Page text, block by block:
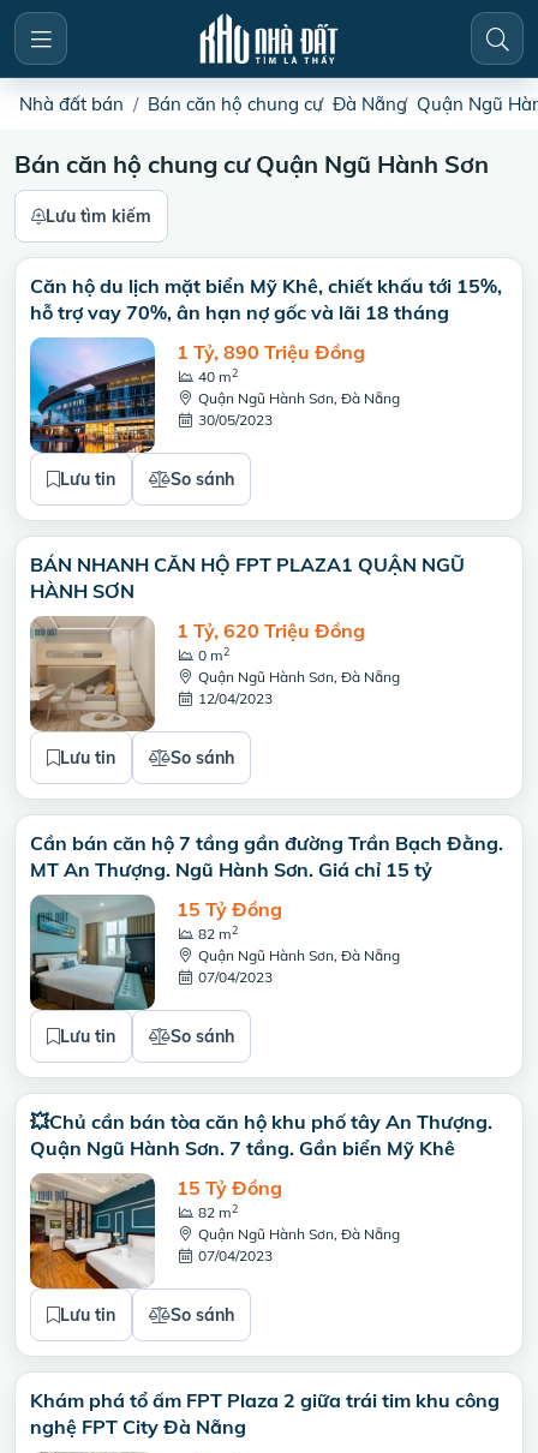
Nhà đất bán Bán căn hộ chung cư Đà Nẵng Quận Ngũ
Bán căn hộ chung cư Quận Ngũ Hành Sơn
Lưu tìm kiếm
Căn hộ du lịch mặt biển Mỹ Khê, chiết khấu tới 15%,
hỗ trợ vay 70%, ân hạn nợ gốc và lãi 18 tháng
1 Tỷ, 890 Triệu Đồng
40 m2
Quận Ngũ Hành Sơn, Đà Nẵng
30/05/2023
Lưu tin So sánh
BÁN NHANH CĂN HỘ FPT PLAZA1 QUẬN NGŨ
HÀNH SƠN
1 Tỷ, 620 Triệu Đồng
0 m2
Quận Ngũ Hành Sơn, Đà Nẵng
12/04/2023
Lưu tin So sánh
Cần bán căn hộ 7 tầng gần đường Trần Bạch Đằng.
MT An Thượng. Ngũ Hành Sơn. Giá chỉ 15 tỷ
15 Tỷ Đồng
82 m2
Quận Ngũ Hành Sơn, Đà Nẵng
07/04/2023
Lưu tin So sánh
💥Chủ cần bán tòa căn hộ khu phố tây An Thượng.
Quận Ngũ Hành Sơn. 7 tầng. Gần biển Mỹ Khê
15 Tỷ Đồng
82 m2
Quận Ngũ Hành Sơn, Đà Nẵng
07/04/2023
Lưu tin So sánh
Khám phá tổ ấm FPT Plaza 2 giữa trái tim khu công
nghệ FPT City Đà Nẵng